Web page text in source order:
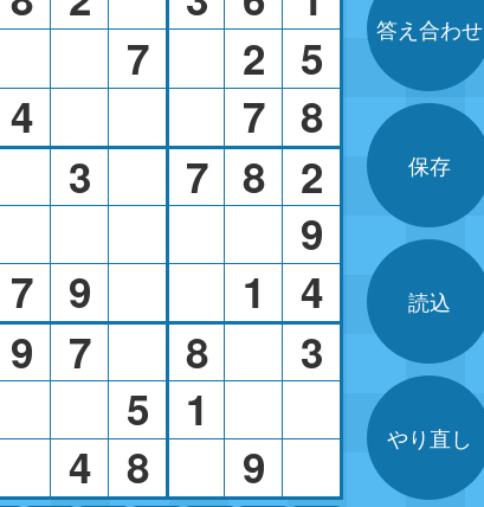
7 2
5
4 7
8
3 7 8
2
9
7
9 1
4
9 7 8
3
5
1
4 8 9
答え合わせ
保存
読込
やり直し